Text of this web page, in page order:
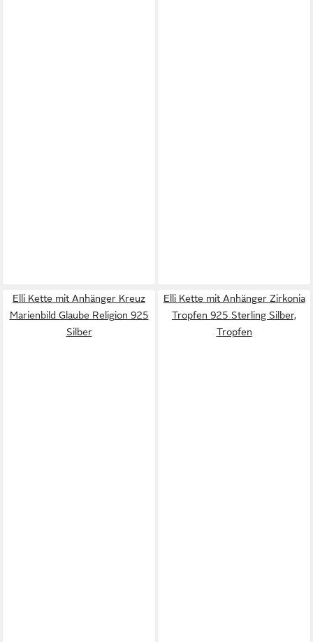
Elli Kette mit Anhänger Kreuz
Marienbild Glaube Religion 925
Silber
Elli Kette mit Anhänger Zirkonia
Tropfen 925 Sterling Silber,
Tropfen